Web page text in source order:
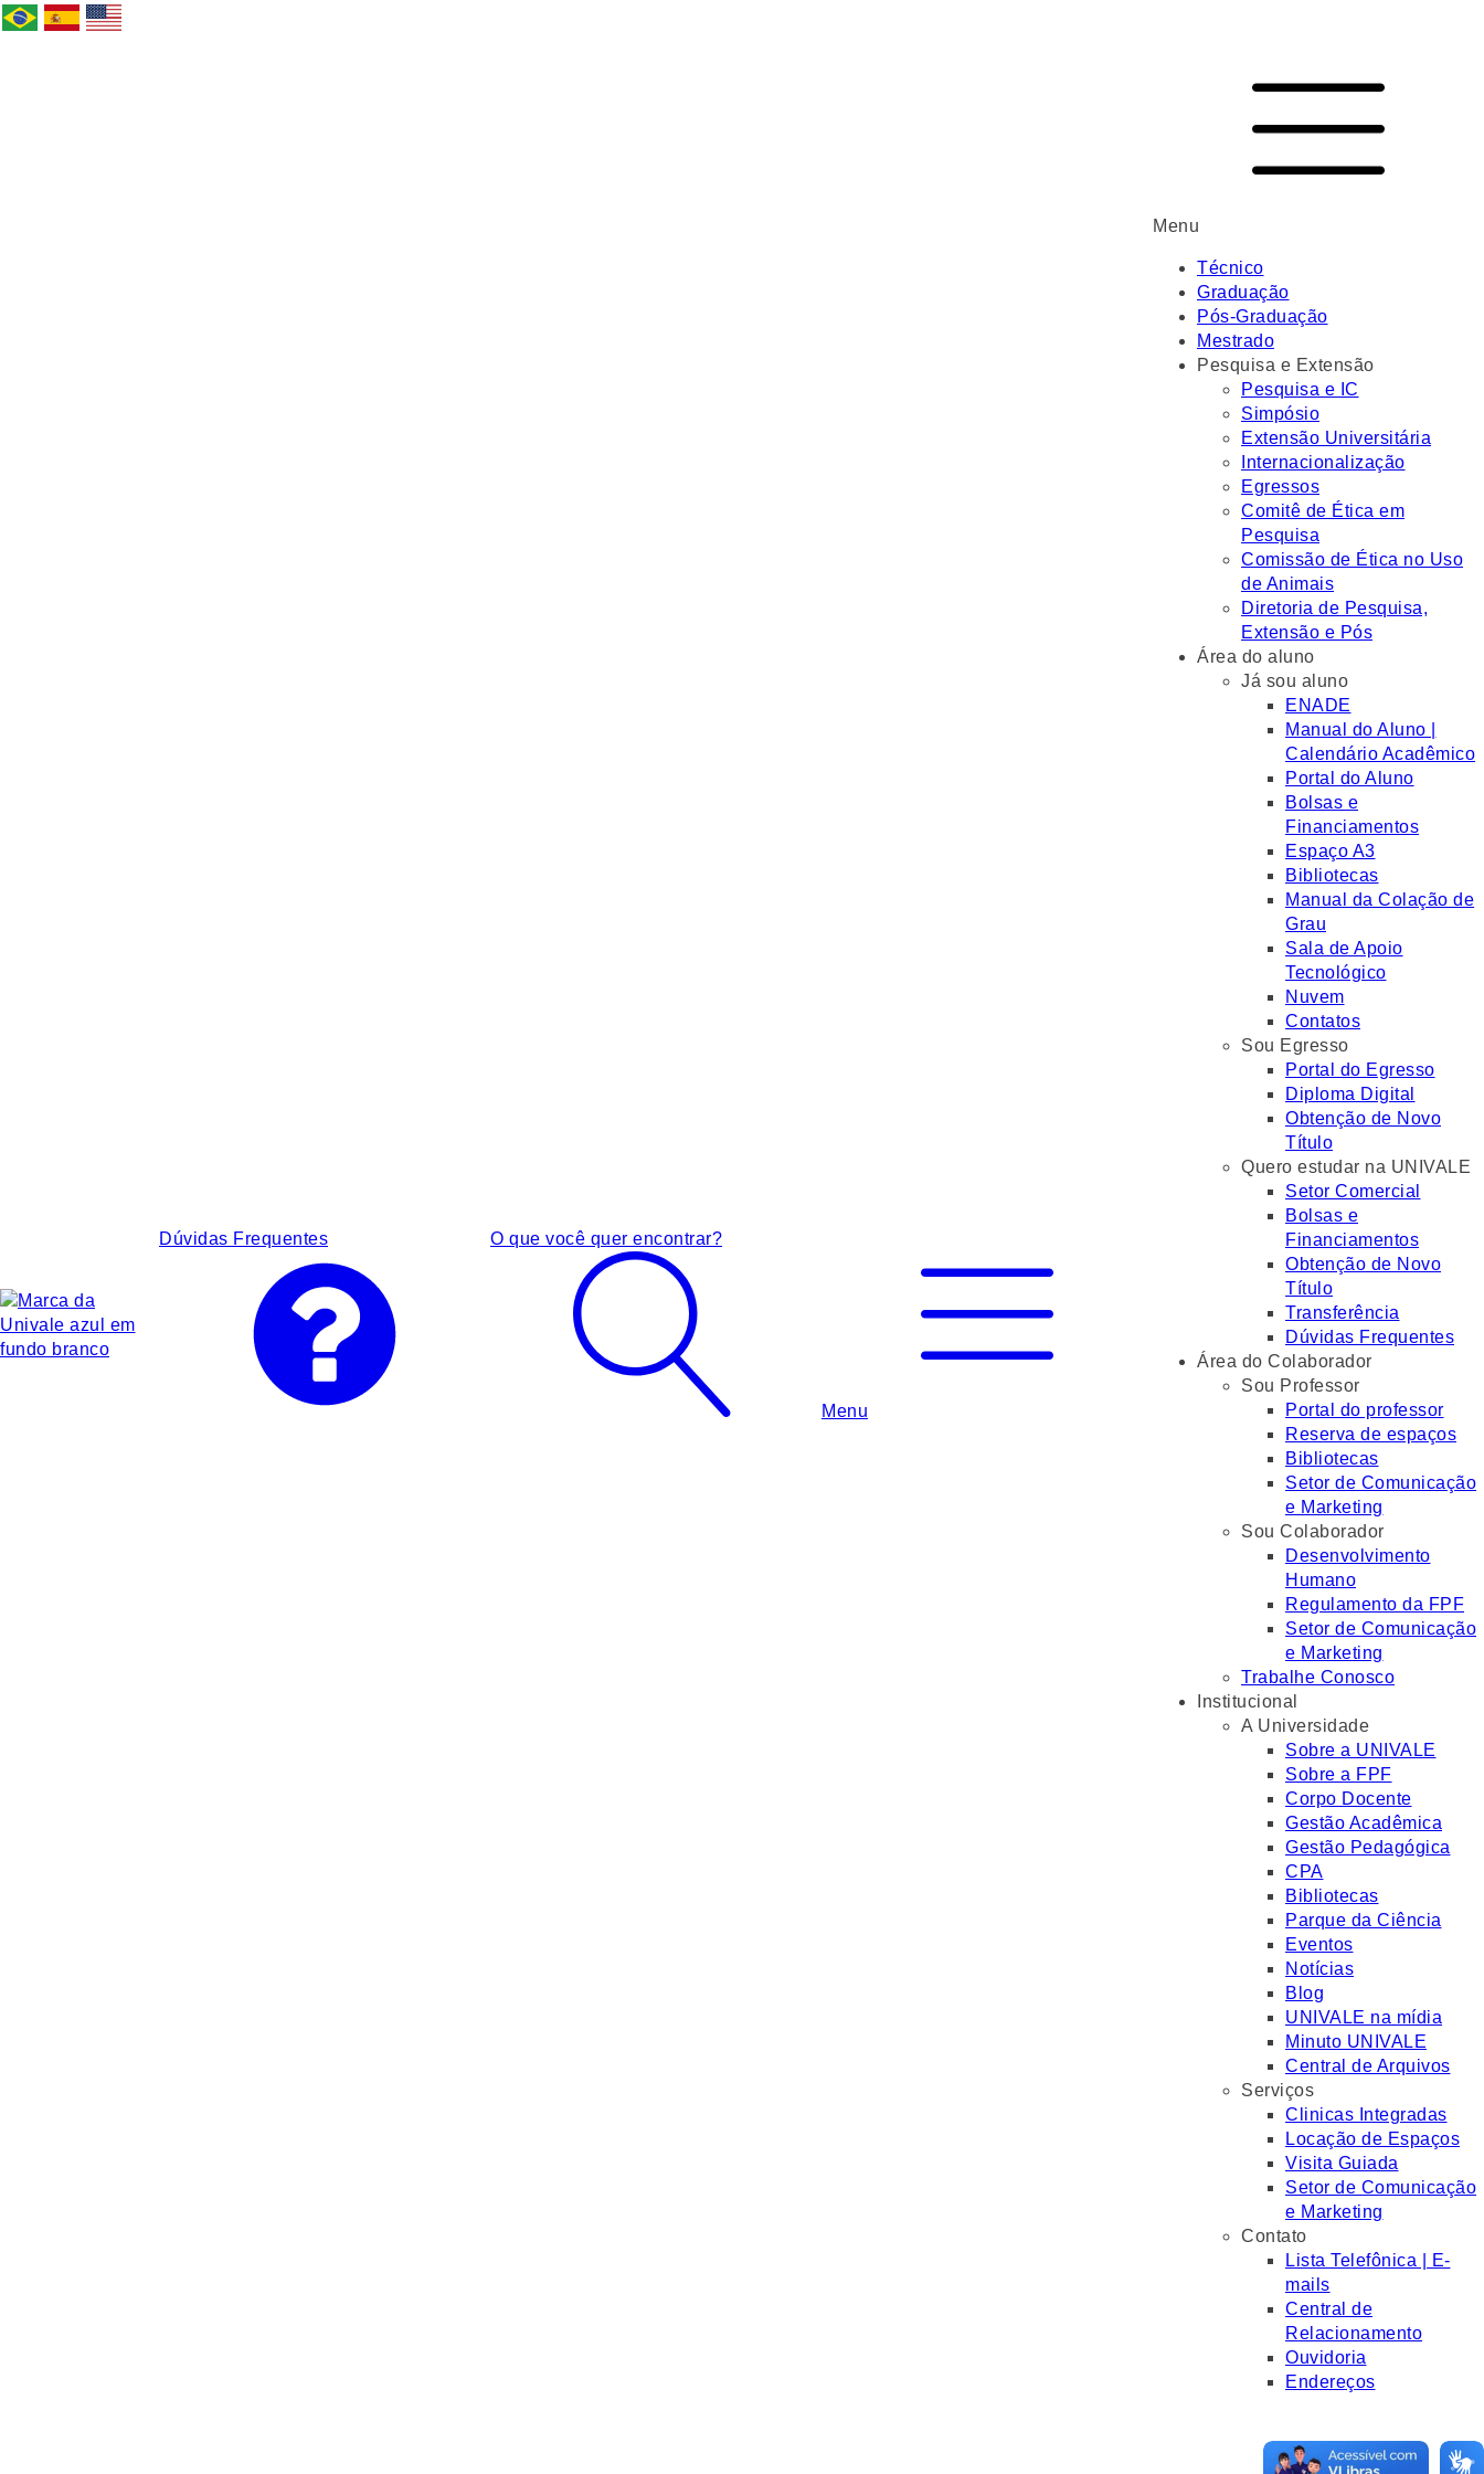
Dúvidas Frequentes O que você quer encontrar?
Menu
Menu
Técnico
Graduação
Pós-Graduação
Mestrado
Pesquisa e Extensão
Pesquisa e IC
Simpósio
Extensão Universitária
Internacionalização
Egressos
Comitê de Ética em
Pesquisa
Comissão de Ética no Uso
de Animais
Diretoria de Pesquisa,
Extensão e Pós
Área do aluno
Já sou aluno
ENADE
Manual do Aluno |
Calendário Acadêmico
Portal do Aluno
Bolsas e
Financiamentos
Espaço A3
Bibliotecas
Manual da Colação de
Grau
Sala de Apoio
Tecnológico
Nuvem
Contatos
Sou Egresso
Portal do Egresso
Diploma Digital
Obtenção de Novo
Título
Quero estudar na UNIVALE
Setor Comercial
Bolsas e
Financiamentos
Obtenção de Novo
Título
Transferência
Dúvidas Frequentes
Área do Colaborador
Sou Professor
Portal do professor
Reserva de espaços
Bibliotecas
Setor de Comunicação
e Marketing
Sou Colaborador
Desenvolvimento
Humano
Regulamento da FPF
Setor de Comunicação
e Marketing
Trabalhe Conosco
Institucional
A Universidade
Sobre a UNIVALE
Sobre a FPF
Corpo Docente
Gestão Acadêmica
Gestão Pedagógica
CPA
Bibliotecas
Parque da Ciência
Eventos
Notícias
Blog
UNIVALE na mídia
Minuto UNIVALE
Central de Arquivos
Serviços
Clinicas Integradas
Locação de Espaços
Visita Guiada
Setor de Comunicação
e Marketing
Contato
Lista Telefônica | E-
mails
Central de
Relacionamento
Ouvidoria
Endereços